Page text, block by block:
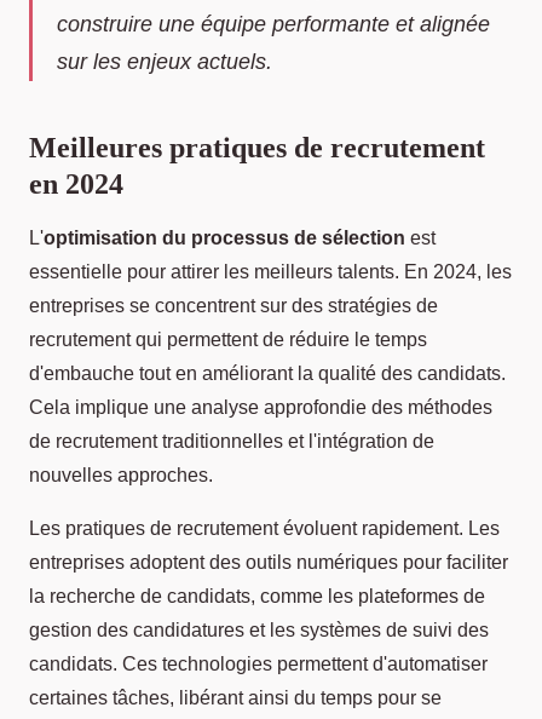
construire une équipe performante et alignée
sur les enjeux actuels.
Meilleures pratiques de recrutement
en 2024
L'optimisation du processus de sélection est
essentielle pour attirer les meilleurs talents. En 2024, les
entreprises se concentrent sur des stratégies de
recrutement qui permettent de réduire le temps
d'embauche tout en améliorant la qualité des candidats.
Cela implique une analyse approfondie des méthodes
de recrutement traditionnelles et l'intégration de
nouvelles approches.
Les pratiques de recrutement évoluent rapidement. Les
entreprises adoptent des outils numériques pour faciliter
la recherche de candidats, comme les plateformes de
gestion des candidatures et les systèmes de suivi des
candidats. Ces technologies permettent d'automatiser
certaines tâches, libérant ainsi du temps pour se